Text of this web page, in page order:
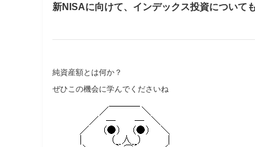
新NISAに向けて、インデックス投資について
純資産額とは何か？
ぜひこの機会に学んでくださいね